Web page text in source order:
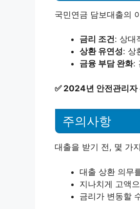
국민연금 담보대출의
금리 조건: 상대
상환 유연성: 상
금융 부담 완화:
✅ 2024년 안전관리자
주의사항
대출을 받기 전, 몇 가
대출 상환 의무
지나치게 고액
금리가 변동할